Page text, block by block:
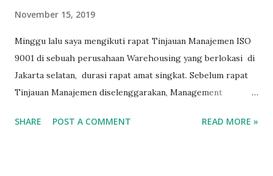
November 15, 2019
Minggu lalu saya mengikuti rapat Tinjauan Manajemen ISO
9001 di sebuah perusahaan Warehousing yang berlokasi di
Jakarta selatan, durasi rapat amat singkat. Sebelum rapat
Tinjauan Manajemen diselenggarakan, Management
semua jajaran manajemen, lengkap dengan agenda
SHARE POST A COMMENT READ MORE »